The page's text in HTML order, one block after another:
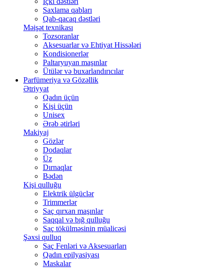
Saxlama qabları
Qab-qacaq dəstləri
Məişət texnikası
Tozsoranlar
Aksesuarlar və Ehtiyat Hissələri
Kondisionerlər
Paltaryuyan maşınlar
Ütülər və buxarlandırıcılar
Parfümeriya və Gözəllik
Ətriyyat
Qadın üçün
Kişi üçün
Unisex
Ərəb ətirləri
Makiyaj
Gözlər
Dodaqlar
Üz
Dırnaqlar
Bədən
Kişi qulluğu
Elektrik ülgüclər
Trimmerlər
Saç qırxan maşınlar
Saqqal və bığ qulluğu
Saç tökülməsinin müalicəsi
Şəxsi qulluq
Saç Fenləri və Aksesuarları
Qadın epilyasiyası
Maskalar